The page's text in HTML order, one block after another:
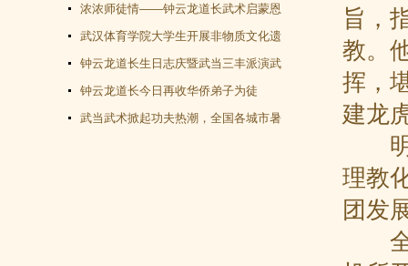
教文化＂汇演圆满谢幕
浓浓师徒情——钟云龙道长武术启蒙恩
师千里赴武当会面
武汉体育学院大学生开展非物质文化遗
产（武当武术）调查活动
钟云龙道长生日志庆暨武当三丰派演武
交流大会成功举办
钟云龙道长今日再收华侨弟子为徒
武当武术掀起功夫热潮，全国各城市暑
旨，
教。
挥，
建龙
明
理教
团发
全